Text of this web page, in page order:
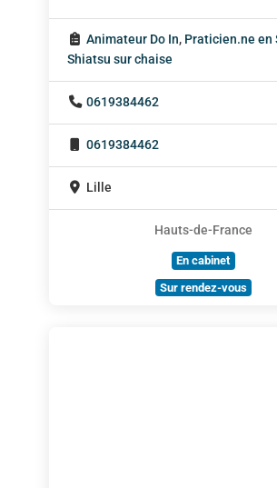
Animateur Do In, Praticien.ne en
Shiatsu sur chaise
0619384462
0619384462
Lille
Hauts-de-France
En cabinet
Sur rendez-vous